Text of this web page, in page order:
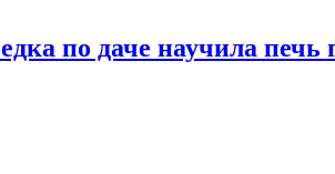
по даче научила